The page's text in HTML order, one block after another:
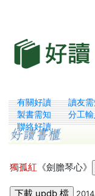
有關好讀 讀友
製書需知
分工
聯絡好讀
獨孤紅 《劍膽琴心》